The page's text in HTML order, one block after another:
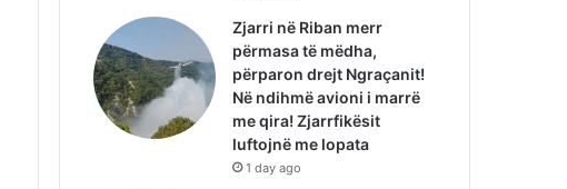
Zjarri në Riban merr
përmasa të mëdha,
përparon drejt Ngraçanit!
Në ndihmë avioni i marrë
me qira! Zjarrfikësit
luftojnë me lopata
1 day ago